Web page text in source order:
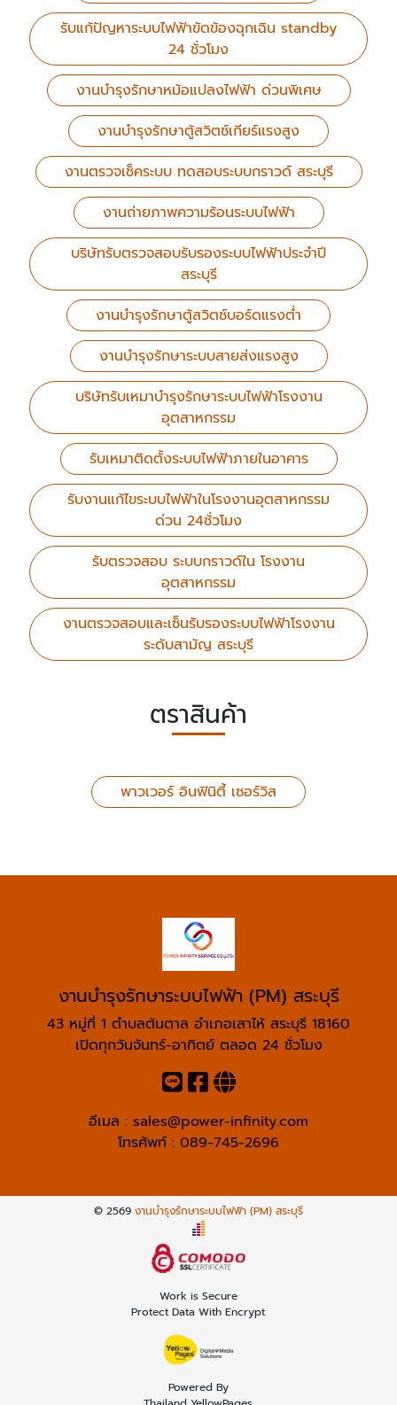
รับแก้ปัญหาระบบไฟฟ้าขัดข้องฉุกเฉิน standby
24 ชั่วโมง
งานบำรุงรักษาหม้อแปลงไฟฟ้า ด่วนพิเศษ
งานบำรุงรักษาตู้สวิตช์เกียร์แรงสูง
งานตรวจเช็คระบบ ทดสอบระบบกราวด์ สระบุรี
งานถ่ายภาพความร้อนระบบไฟฟ้า
บริษัทรับตรวจสอบรับรองระบบไฟฟ้าประจำปี
สระบุรี
งานบำรุงรักษาตู้สวิตช์บอร์ดแรงต่ำ
งานบำรุงรักษาระบบสายส่งแรงสูง
บริษัทรับเหมาบำรุงรักษาระบบไฟฟ้าโรงงาน
อุตสาหกรรม
รับเหมาติดตั้งระบบไฟฟ้าภายในอาคาร
รับงานแก้ไขระบบไฟฟ้าในโรงงานอุตสาหกรรม
ด่วน 24ชั่วโมง
รับตรวจสอบ ระบบกราวด์ใน โรงงาน
อุตสาหกรรม
งานตรวจสอบและเซ็นรับรองระบบไฟฟ้าโรงงาน
ระดับสามัญ สระบุรี
ตราสินค้า
พาวเวอร์ อินฟินิตี้ เซอร์วิส
งานบำรุงรักษาระบบไฟฟ้า (PM) สระบุรี
43 หมู่ที่ 1 ตำบลต้นตาล อำเภอเสาไห้ สระบุรี 18160
เปิดทุกวันจันทร์-อาทิตย์ ตลอด 24 ชั่วโมง
อีเมล : sales@power-infinity.com
โทรศัพท์ : 089-745-2696
© 2569 งานบำรุงรักษาระบบไฟฟ้า (PM) สระบุรี
Work is Secure
Protect Data With Encrypt
Powered By